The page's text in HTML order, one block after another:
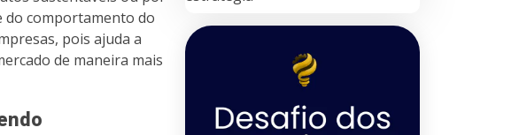
do comportamento do
pois ajuda a
de maneira mais